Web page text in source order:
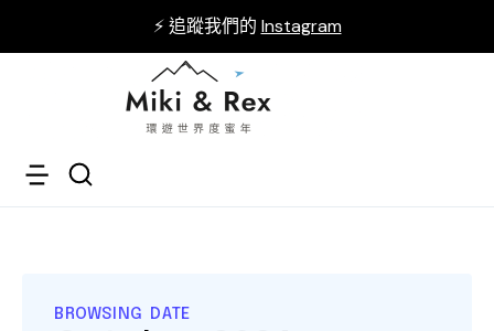
⚡ 追蹤我們的 Instagram
BROWSING DATE